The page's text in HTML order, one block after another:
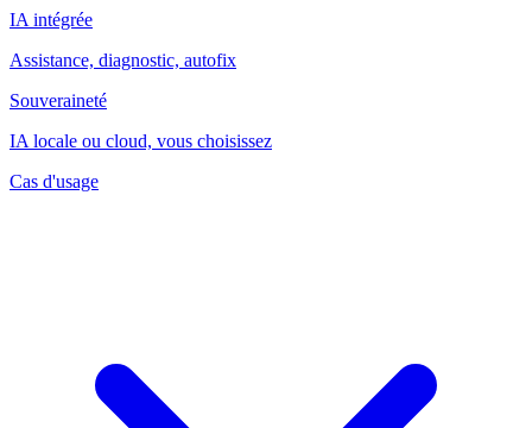
IA intégrée
Assistance, diagnostic, autofix
Souveraineté
IA locale ou cloud, vous choisissez
Cas d'usage